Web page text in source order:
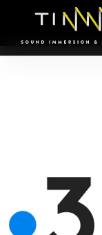
main
content